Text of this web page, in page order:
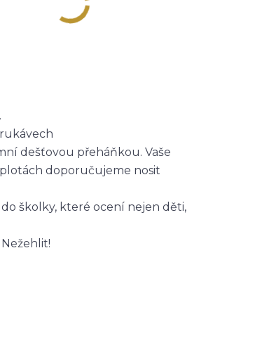
dešťovou přeháňkou. Vaše
doporučujeme nosit
školky, které ocení nejen děti,